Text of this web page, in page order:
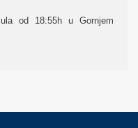
od 18:55h u Gornjem